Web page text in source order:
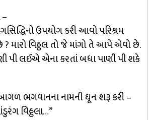
ઉપયોગ કરી આવો પરિશ્રમ
? મારો વિઠ્ઠલ તો જે માંગો તે આપે એવો છે.
લઈએ એના કરતાં બધા પાણી પી શકે
ભગવાનના નામની ઘૂન શરૂ કરી –
વિઠ્ઠલા…”